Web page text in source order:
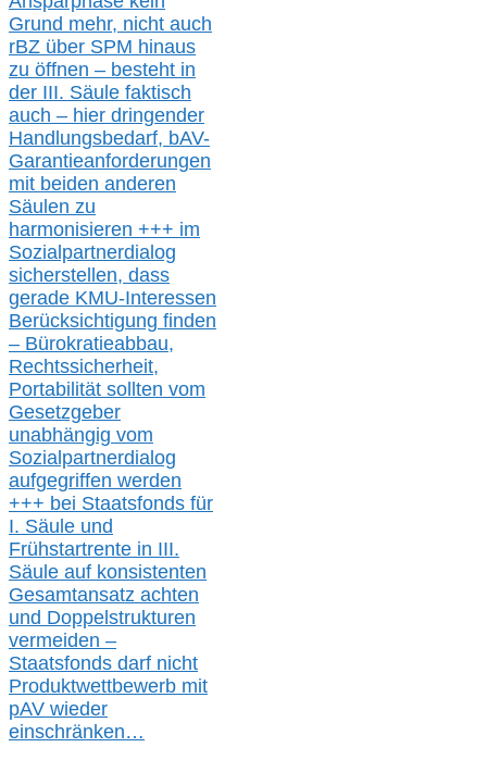
Grund mehr, nicht auch
rBZ über SPM hinaus
zu öffnen – besteht in
der III. Säule faktisch
auch – hier dringender
Handlungsbedarf, bAV-
Garantieanforderungen
mit beiden anderen
Säulen zu
harmonisieren +++ im
Sozialpartnerdialog
sicherstellen, dass
gerade KMU-Interessen
Berücksichtigung finden
– Bürokratieabbau,
Rechtssicherheit,
Portabilität sollten vom
Gesetzgeber
unabhängig vom
Sozialpartnerdialog
aufgegriffen werden
+++ bei Staatsfonds für
I. Säule und
Frühstartrente in III.
Säule auf konsistenten
Gesamtansatz achten
und Doppelstrukturen
vermeiden –
Staatsfonds darf nicht
Produktwettbewerb mit
pAV wieder
einschränken…